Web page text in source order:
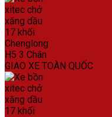
GIAO XE TOÀN QUỐC